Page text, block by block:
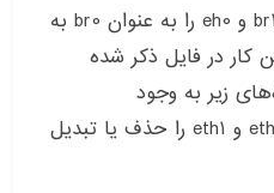
br1 و eh0 را به عنوان br0 به
کار در فایل ذکر شده
زیر به وجود
و eth1 را حذف یا تبدیل